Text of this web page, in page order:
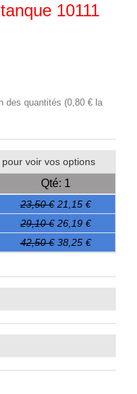
10111
des quantités (0,80 € la
voir vos options
Qté: 1
23,50 € 21,15 €
29,10 € 26,19 €
42,50 € 38,25 €